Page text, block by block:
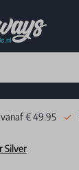
€ 49.95
Silver